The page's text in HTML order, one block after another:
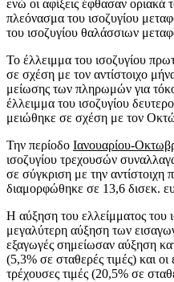
ενώ οι αφίξεις έφθασαν οριακά
πλεόνασμα του ισοζυγίου
του ισοζυγίου θαλάσσιων
Το έλλειμμα του ισοζυγίου
σε σχέση με τον αντίστοιχο
μείωσης των πληρωμών για
έλλειμμα του ισοζυγίου
μειώθηκε σε σχέση με τον
Την περίοδο Ιανουαρίου-
ισοζυγίου τρεχουσών
σε σύγκριση με την αντίστοιχη
διαμορφώθηκε σε 13,6 δισεκ.
Η αύξηση του ελλείμματος του
μεγαλύτερη αύξηση των
εξαγωγές σημείωσαν αύξηση
(5,3% σε σταθερές τιμές) και
τρέχουσες τιμές (20,5% σε